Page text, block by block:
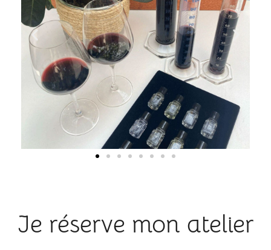
Je réserve mon atelier